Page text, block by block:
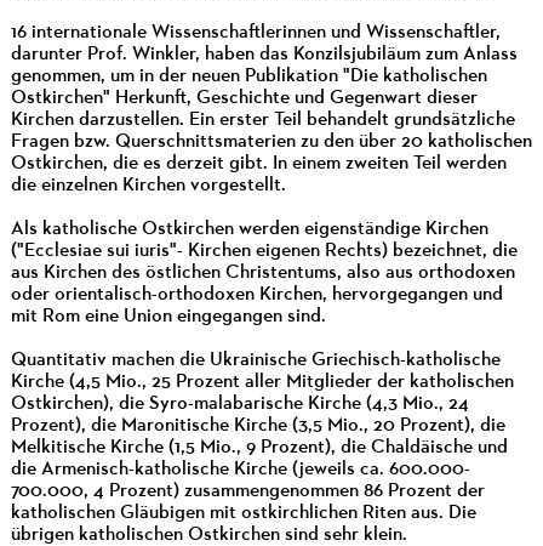
16 internationale Wissenschaftlerinnen und Wissenschaftler,
darunter Prof. Winkler, haben das Konzilsjubiläum zum Anlass
genommen, um in der neuen Publikation "Die katholischen
Ostkirchen" Herkunft, Geschichte und Gegenwart dieser
Kirchen darzustellen. Ein erster Teil behandelt grundsätzliche
Fragen bzw. Querschnittsmaterien zu den über 20 katholischen
Ostkirchen, die es derzeit gibt. In einem zweiten Teil werden
die einzelnen Kirchen vorgestellt.
Als katholische Ostkirchen werden eigenständige Kirchen
("Ecclesiae sui iuris"- Kirchen eigenen Rechts) bezeichnet, die
aus Kirchen des östlichen Christentums, also aus orthodoxen
oder orientalisch-orthodoxen Kirchen, hervorgegangen und
mit Rom eine Union eingegangen sind.
Quantitativ machen die Ukrainische Griechisch-katholische
Kirche (4,5 Mio., 25 Prozent aller Mitglieder der katholischen
Ostkirchen), die Syro-malabarische Kirche (4,3 Mio., 24
Prozent), die Maronitische Kirche (3,5 Mio., 20 Prozent), die
Melkitische Kirche (1,5 Mio., 9 Prozent), die Chaldäische und
die Armenisch-katholische Kirche (jeweils ca. 600.000-
700.000, 4 Prozent) zusammengenommen 86 Prozent der
katholischen Gläubigen mit ostkirchlichen Riten aus. Die
übrigen katholischen Ostkirchen sind sehr klein.